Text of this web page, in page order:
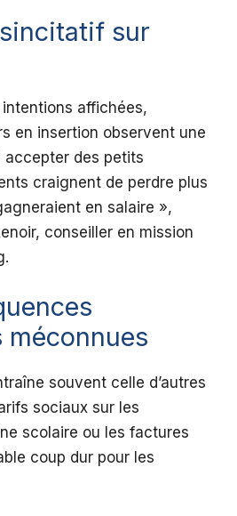
sur
affichées,
en insertion observent une
des petits
craignent de perdre plus
en salaire »,
conseiller en mission
méconnues
souvent celle d’autres
sociaux sur les
scolaire ou les factures
coup dur pour les